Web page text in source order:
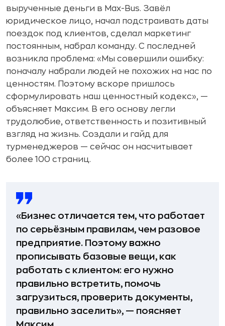
вырученные деньги в Max-Bus. Завёл
юридическое лицо, начал подстраивать даты
поездок под клиентов, сделал маркетинг
постоянным, набрал команду. С последней
возникла проблема: «Мы совершили ошибку:
поначалу набрали людей не похожих на нас по
ценностям. Поэтому вскоре пришлось
сформулировать наш ценностный кодекс», —
объясняет Максим. В его основу легли
трудолюбие, ответственность и позитивный
взгляд на жизнь. Создали и гайд для
турменеджеров — сейчас он насчитывает
более 100 страниц.
«Бизнес отличается тем, что работает
по серьёзным правилам, чем разовое
предприятие. Поэтому важно
прописывать базовые вещи, как
работать с клиентом: его нужно
правильно встретить, помочь
загрузиться, проверить документы,
правильно заселить», — поясняет